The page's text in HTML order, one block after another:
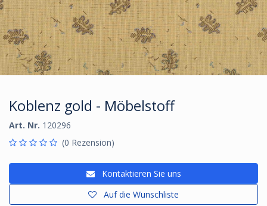
Koblenz gold - Möbelstoff
Art. Nr. 120296
(0 Rezension)
Kontaktieren Sie uns
Auf die Wunschliste